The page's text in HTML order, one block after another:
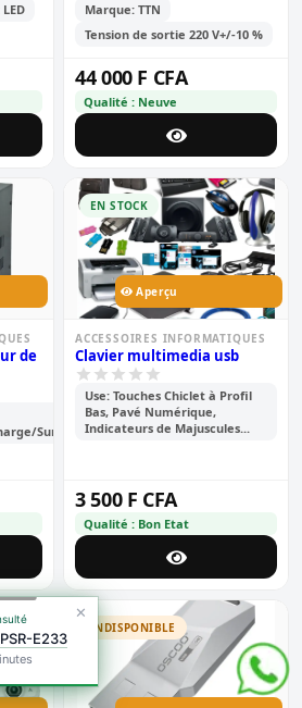
Marque: TTN
Tension de sortie 220 V+/-10 %
44 000 F CFA
Qualité : Neuve
de
Surtempérature
EN STOCK
Aperçu
ACCESSOIRES INFORMATIQUES
Clavier multimedia usb
Use: Touches Chiclet à Profil
Bas, Pavé Numérique,
Indicateurs de Majuscules...
3 500 F CFA
Qualité : Bon Etat
INDISPONIBLE
E233
✕